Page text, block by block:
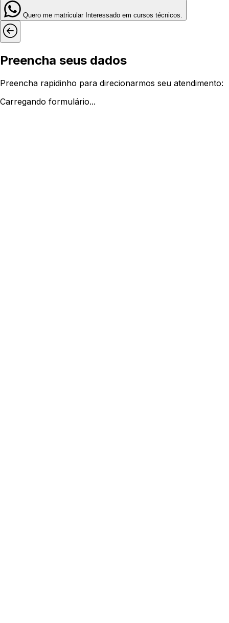
Quero me matricular Interessado em cursos técnicos.
Preencha seus dados
Preencha rapidinho para direcionarmos seu atendimento:
Carregando formulário...